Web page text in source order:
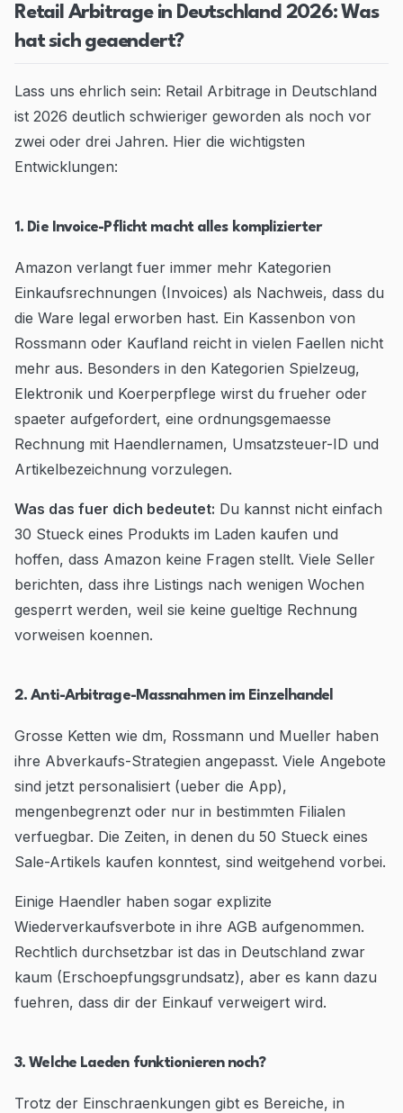
Retail Arbitrage in Deutschland 2026: Was
hat sich geaendert?
Lass uns ehrlich sein: Retail Arbitrage in Deutschland
ist 2026 deutlich schwieriger geworden als noch vor
zwei oder drei Jahren. Hier die wichtigsten
Entwicklungen:
1. Die Invoice-Pflicht macht alles komplizierter
Amazon verlangt fuer immer mehr Kategorien
Einkaufsrechnungen (Invoices) als Nachweis, dass du
die Ware legal erworben hast. Ein Kassenbon von
Rossmann oder Kaufland reicht in vielen Faellen nicht
mehr aus. Besonders in den Kategorien Spielzeug,
Elektronik und Koerperpflege wirst du frueher oder
spaeter aufgefordert, eine ordnungsgemaesse
Rechnung mit Haendlernamen, Umsatzsteuer-ID und
Artikelbezeichnung vorzulegen.
Was das fuer dich bedeutet: Du kannst nicht einfach
30 Stueck eines Produkts im Laden kaufen und
hoffen, dass Amazon keine Fragen stellt. Viele Seller
berichten, dass ihre Listings nach wenigen Wochen
gesperrt werden, weil sie keine gueltige Rechnung
vorweisen koennen.
2. Anti-Arbitrage-Massnahmen im Einzelhandel
Grosse Ketten wie dm, Rossmann und Mueller haben
ihre Abverkaufs-Strategien angepasst. Viele Angebote
sind jetzt personalisiert (ueber die App),
mengenbegrenzt oder nur in bestimmten Filialen
verfuegbar. Die Zeiten, in denen du 50 Stueck eines
Sale-Artikels kaufen konntest, sind weitgehend vorbei.
Einige Haendler haben sogar explizite
Wiederverkaufsverbote in ihre AGB aufgenommen.
Rechtlich durchsetzbar ist das in Deutschland zwar
kaum (Erschoepfungsgrundsatz), aber es kann dazu
fuehren, dass dir der Einkauf verweigert wird.
3. Welche Laeden funktionieren noch?
Trotz der Einschraenkungen gibt es Bereiche, in